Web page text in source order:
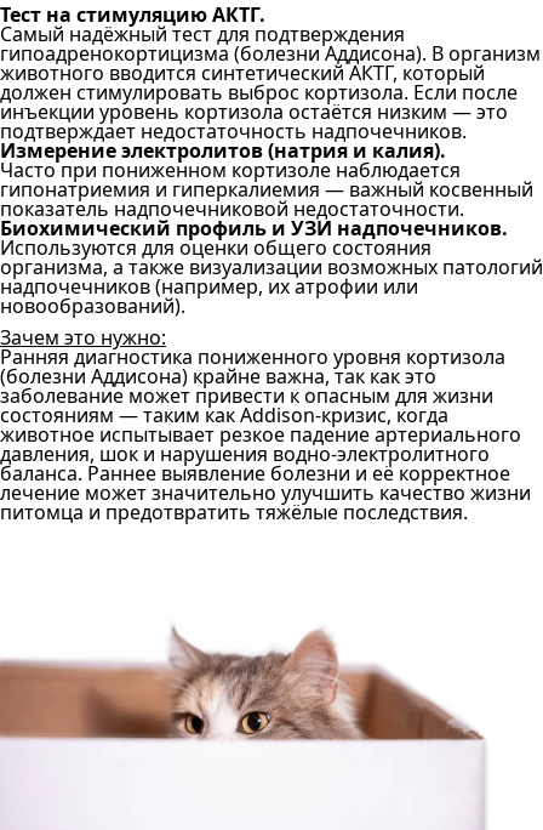
Тест на стимуляцию АКТГ.
Самый надёжный тест для подтверждения
гипоадренокортицизма (болезни Аддисона). В организм
животного вводится синтетический АКТГ, который
должен стимулировать выброс кортизола. Если после
инъекции уровень кортизола остаётся низким — это
подтверждает недостаточность надпочечников.
Измерение электролитов (натрия и калия).
Часто при пониженном кортизоле наблюдается
гипонатриемия и гиперкалиемия — важный косвенный
показатель надпочечниковой недостаточности.
Биохимический профиль и УЗИ надпочечников.
Используются для оценки общего состояния
организма, а также визуализации возможных патологий
надпочечников (например, их атрофии или
новообразований).
Зачем это нужно:
Ранняя диагностика пониженного уровня кортизола
(болезни Аддисона) крайне важна, так как это
заболевание может привести к опасным для жизни
состояниям — таким как Addison-кризис, когда
животное испытывает резкое падение артериального
давления, шок и нарушения водно-электролитного
баланса. Раннее выявление болезни и её корректное
лечение может значительно улучшить качество жизни
питомца и предотвратить тяжёлые последствия.